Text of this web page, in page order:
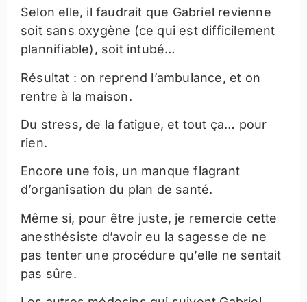
Selon elle, il faudrait que Gabriel revienne
soit sans oxygène (ce qui est difficilement
plannifiable), soit intubé…
Résultat : on reprend l’ambulance, et on
rentre à la maison.
Du stress, de la fatigue, et tout ça… pour
rien.
Encore une fois, un manque flagrant
d’organisation du plan de santé.
Même si, pour être juste, je remercie cette
anesthésiste d’avoir eu la sagesse de ne
pas tenter une procédure qu’elle ne sentait
pas sûre.